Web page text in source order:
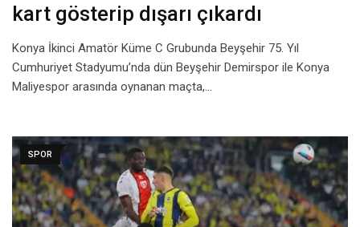
kart gösterip dışarı çıkardı
Konya İkinci Amatör Küme C Grubunda Beyşehir 75. Yıl
Cumhuriyet Stadyumu’nda dün Beyşehir Demirspor ile Konya
Maliyespor arasında oynanan maçta,…
SPOR